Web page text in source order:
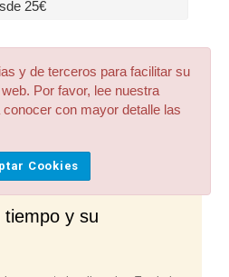
25€
Desde40€
a destino
y su
y de terceros para facilitar su
Por favor, lee nuestra
conocer con mayor detalle las
Cookies